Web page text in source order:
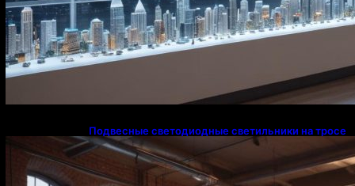
Подвесные светодиодные светильники на тросе